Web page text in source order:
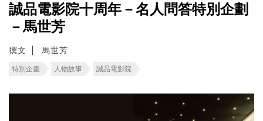
誠品電影院十周年－名人問答特別企劃
－馬世芳
撰文 馬世芳
特別企畫 人物故事 誠品電影院